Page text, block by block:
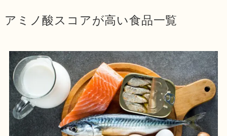
アミノ酸スコアが高い食品一覧